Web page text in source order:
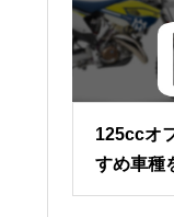
125ccオ
すめ車種